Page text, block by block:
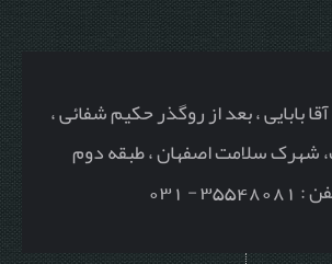
بابایی ، بعد از روگذر حکیم شفائی ،
شهرک سلامت اصفهان ، طبقه دوم
- 031